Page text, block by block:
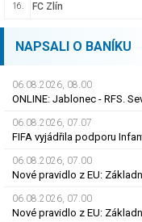
16. FC Zlín
NAPSALI O BANÍKU
06.08.2026, 08.00
06.08.2026, 07.07
06.08.2026, 07.00
Nové pravidlo z EU:
06.08.2026, 07.00
Nové pravidlo z EU: